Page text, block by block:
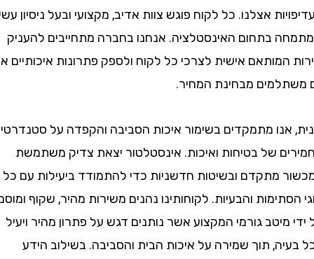
אצלנו. כל לקוח פוגש צוות אדיב, מקצועי ובעל ניסיון עשיר
בתחום האינסטלציה. אנחנו בחברה מתחייבים להעניק
אישית לצרכי כל לקוח ולספק פתרונות איכותיים אך
מבחינת המחיר.
מתמקדים בשימור איכות הסביבה והקפדה על סטנדרטים
של בטיחות ואיכות. אינסטלטור יצאת צדיק משתמשת
מתקדם ובשיטות חדשניות כדי להתמודד ביעילות עם כל
והבעיות. לקוחותינו נהנים משירות מהיר, שקוף ומוסמך
גורמי המקצוע אשר נותנים דגש על פתרון מהיר ויעיל
תוך שמירה על איכות הבית והסביבה. בשילוב הידע